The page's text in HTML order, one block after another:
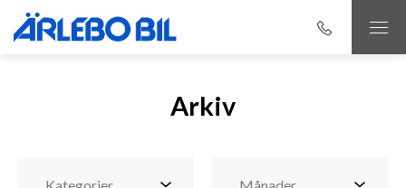
Arkiv